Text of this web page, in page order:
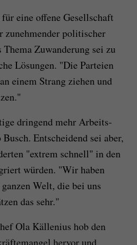
eine offene Gesellschaft
zunehmender politischer
Zuwanderung sei zu
Lösungen. "Die Parteien
einem Strang ziehen und
dringend mehr Arbeits-
Entscheidend sei aber,
"extrem schnell" in den
würden. "Wir haben
Welt, die bei uns
das sehr."
Ola Källenius hob den
hervor und